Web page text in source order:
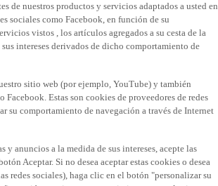
de nuestros productos y servicios adaptados a usted en
sociales como Facebook, en función de su
vistos , los artículos agregados a su cesta de la
intereses derivados de dicho comportamiento de
sitio web (por ejemplo, YouTube) y también
Estas son cookies de proveedores de redes
su comportamiento de navegación a través de Internet
anuncios a la medida de sus intereses, acepte las
Aceptar. Si no desea aceptar estas cookies o desea
redes sociales), haga clic en el botón "personalizar su